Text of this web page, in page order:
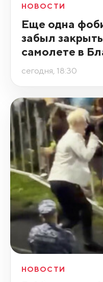
НОВОСТИ
Еще одна
забыл
самолете в
сегодня, 18:30
НОВОСТИ